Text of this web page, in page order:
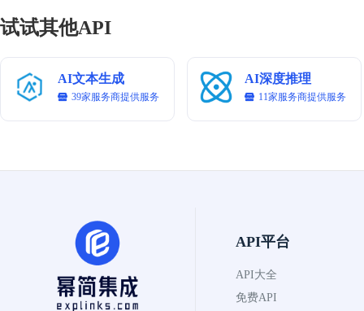
</table>
<p><strong>返回示例</strong>:</p>
<pre><code>{
  "token": "abc123xyz",
  "expiresIn": 3600
}</code></pre>
试试其他API
AI文本生成
39家服务商提供服务
AI深度推理
11家服务商提供服务
API平台
API大全
免费API